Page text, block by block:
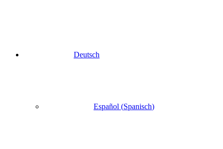
Deutsch
Español (Spanisch)